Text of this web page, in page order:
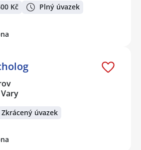
Kč Plný úvazek
úvazek